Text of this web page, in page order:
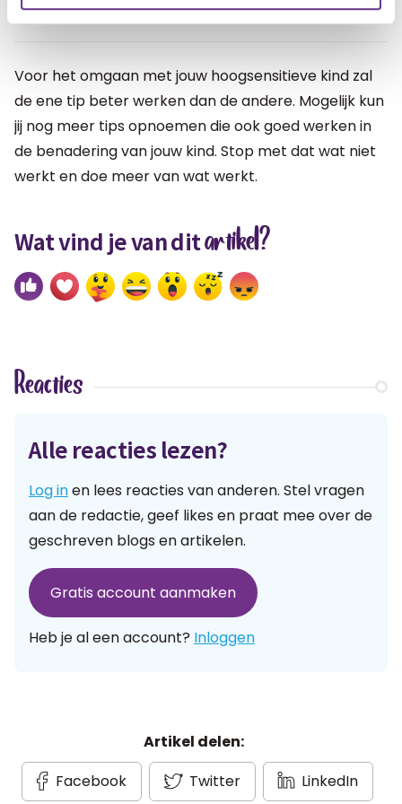
helpen.
Voor het omgaan met jouw hoogsensitieve kind zal
de ene tip beter werken dan de andere. Mogelijk kun
jij nog meer tips opnoemen die ook goed werken in
de benadering van jouw kind. Stop met dat wat niet
werkt en doe meer van wat werkt.
Wat vind je van ditartikel?
Reacties
Alle reacties lezen?
Log inen lees reacties van anderen. Stel vragen
aan de redactie, geef likes en praat mee over de
geschreven blogs en artikelen.
Gratis account aanmaken
Heb je al een account? Inloggen
Artikel delen:
Facebook
Twitter LinkedIn